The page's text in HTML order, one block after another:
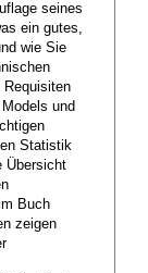
seines
ein gutes,
wie Sie
Requisiten
und
Statistik
Übersicht
Buch
zeigen